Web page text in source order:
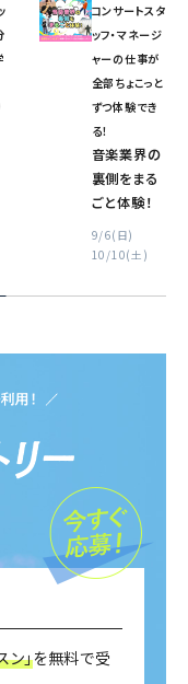
コンサートスタ
ッフ・マネージ
ャーの仕事が
全部ちょこっと
ずつ体験でき
る！
音楽業界の
裏側をまる
ごと体験！
9/6(日)
10/10(土)
ン」を無料で受